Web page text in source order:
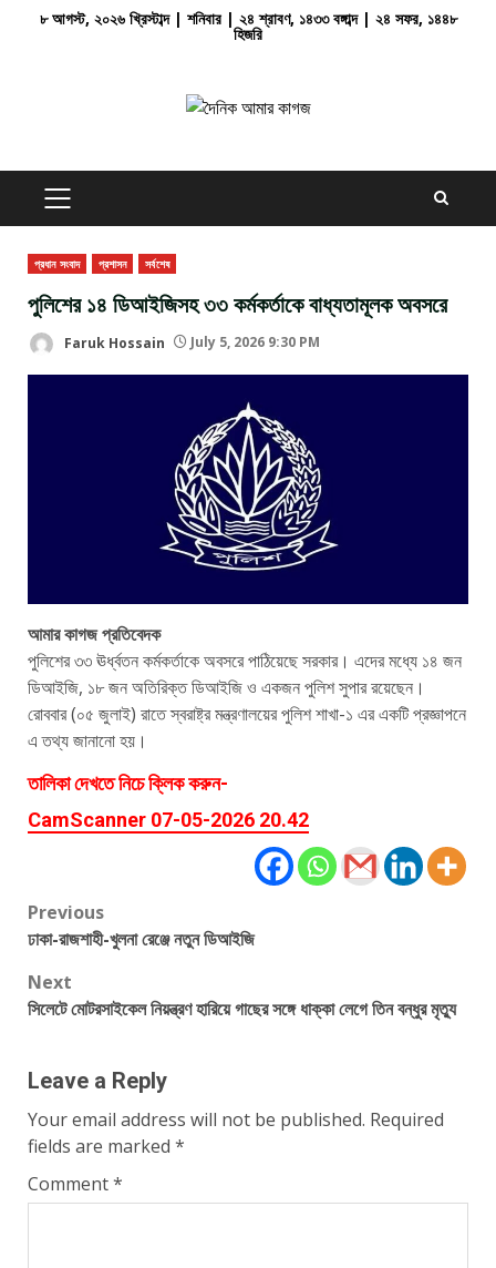
৮ আগস্ট, ২০২৬ খ্রিস্টাব্দ | শনিবার | ২৪ শ্রাবণ, ১৪৩৩ বঙ্গাব্দ | ২৪ সফর, ১৪৪৮
হিজরি
PRIMARY
MENU
প্রধান সংবাদ প্রশাসন সর্বশেষ
পুলিশের ১৪ ডিআইজিসহ ৩৩ কর্মকর্তাকে বাধ্যতামূলক অবসরে
Faruk Hossain July 5, 2026 9:30 PM
আমার কাগজ প্রতিবেদক
পুলিশের ৩৩ ঊর্ধ্বতন কর্মকর্তাকে অবসরে পাঠিয়েছে সরকার। এদের মধ্যে ১৪ জন
ডিআইজি, ১৮ জন অতিরিক্ত ডিআইজি ও একজন পুলিশ সুপার রয়েছেন।
রোববার (০৫ জুলাই) রাতে স্বরাষ্ট্র মন্ত্রণালয়ের পুলিশ শাখা-১ এর একটি প্রজ্ঞাপনে
এ তথ্য জানানো হয়।
তালিকা দেখতে নিচে ক্লিক করুন-
CamScanner 07-05-2026 20.42
Post
navigation
Previous
ঢাকা-রাজশাহী-খুলনা রেঞ্জে নতুন ডিআইজি
Next
সিলেটে মোটরসাইকেল নিয়ন্ত্রণ হারিয়ে গাছের সঙ্গে ধাক্কা লেগে তিন বন্ধুর মৃত্যু
Leave a Reply
Your email address will not be published. Required
fields are marked *
Comment*